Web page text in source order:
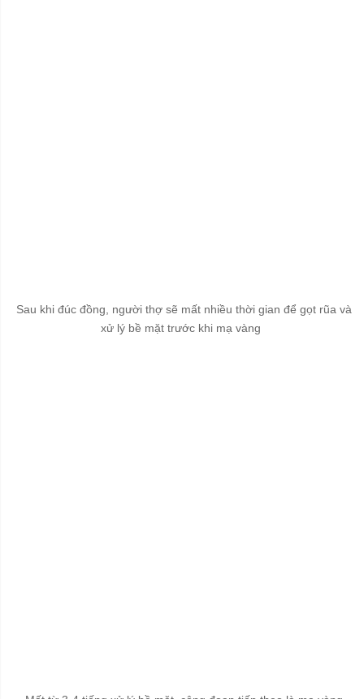
Sau khi đúc đồng, người thợ sẽ mất nhiều thời gian để gọt rũa và
xử lý bề mặt trước khi mạ vàng